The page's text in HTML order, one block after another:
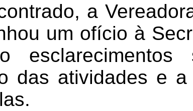
a
um ofício à
das atividades e a